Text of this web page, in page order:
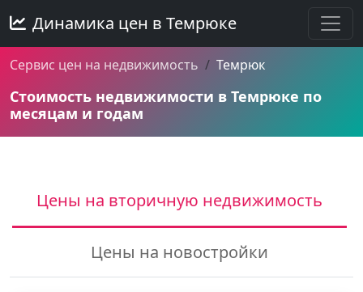
Динамика цен в Темрюке
Сервис цен на недвижимость Темрюк
Стоимость недвижимости в Темрюке по
месяцам и годам
Цены на вторичную недвижимость
Цены на новостройки